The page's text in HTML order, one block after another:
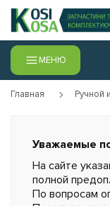
МЕНЮ
Главная Ручной
Уважаемые
На сайте
полной
По вопросам